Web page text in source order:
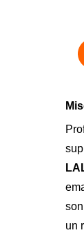
un